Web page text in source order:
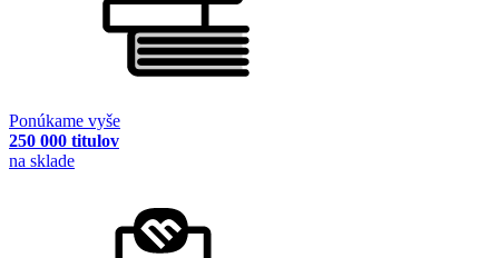
Ponúkame vyše
250 000 titulov
na sklade